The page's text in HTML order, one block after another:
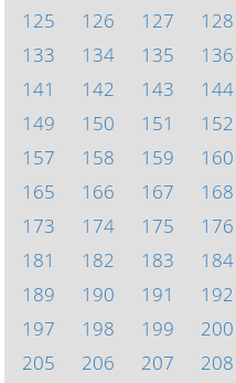
125
126 127 128
133
134 135 136
141
142 143 144
149
150 151 152
157
158 159 160
165
166 167 168
173
174 175 176
181
182 183 184
189
190 191 192
197
198 199 200
205
206 207 208